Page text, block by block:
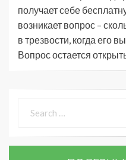
получает себе
возникает вопрос –
в трезвости, когда его
Вопрос остается